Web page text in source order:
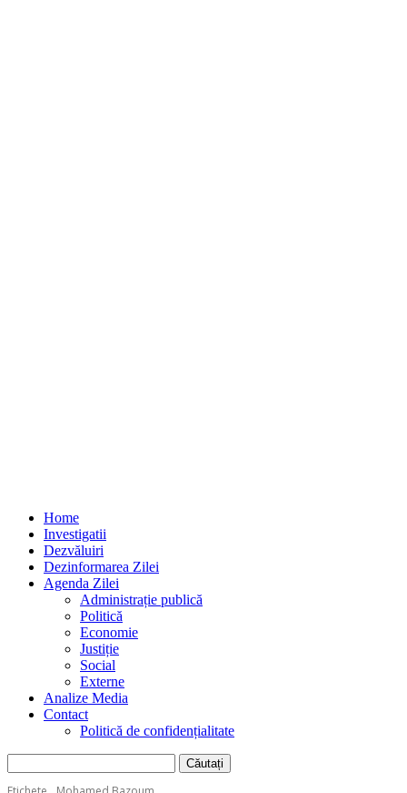
Home
Investigatii
Dezvăluiri
Dezinformarea Zilei
Agenda Zilei
Administrație publică
Politică
Economie
Justiție
Social
Externe
Analize Media
Contact
Politică de confidențialitate